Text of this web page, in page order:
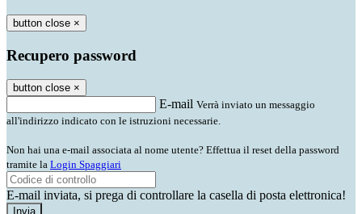
button close ×
Recupero password
button close ×
E-mail Verrà inviato un messaggio
all'indirizzo indicato con le istruzioni necessarie.
Non hai una e-mail associata al nome utente? Effettua il reset della password
tramite la Login Spaggiari
E-mail inviata, si prega di controllare la casella di posta elettronica!